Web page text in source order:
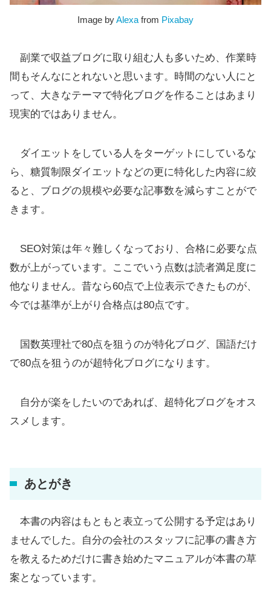
Image byAlexafrom Pixabay
副業で収益ブログに取り組む人も多いため、作業時
間もそんなにとれないと思います。時間のない人にと
って、大きなテーマで特化ブログを作ることはあまり
現実的ではありません。
ダイエットをしている人をターゲットにしているな
ら、糖質制限ダイエットなどの更に特化した内容に絞
ると、ブログの規模や必要な記事数を減らすことがで
きます。
SEO対策は年々難しくなっており、合格に必要な点
数が上がっています。ここでいう点数は読者満足度に
他なりません。昔なら60点で上位表示できたものが、
今では基準が上がり合格点は80点です。
国数英理社で80点を狙うのが特化ブログ、国語だけ
で80点を狙うのが超特化ブログになります。
自分が楽をしたいのであれば、超特化ブログをオス
スメします。
あとがき
本書の内容はもともと表立って公開する予定はあり
ませんでした。自分の会社のスタッフに記事の書き方
を教えるためだけに書き始めたマニュアルが本書の草
案となっています。